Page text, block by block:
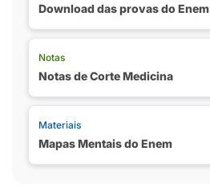
Download das provas do Enem
Notas
Notas de Corte Medicina
Materiais
Mapas Mentais do Enem